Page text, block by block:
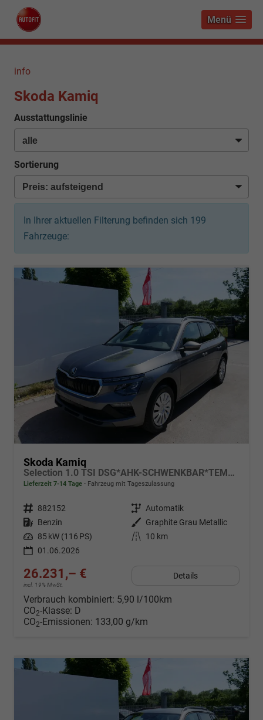
Menü
info
Skoda Kamiq
Ausstattungslinie
Sortierung
In Ihrer aktuellen Filterung befinden sich 199
Fahrzeuge:
Skoda Kamiq
Selection 1.0 TSI DSG*AHK-SCHWENKBAR*TEMPOMAT*PDC-HINTEN*KEYLESS-GO*SHZ*
Lieferzeit 7-14 Tage Fahrzeug mit Tageszulassung
Fahrzeugnr. 882152 Getriebe Automatik
Kraftstoff Benzin Außenfarbe
Graphite Grau Metallic
Leistung 85 kW (116 PS) Kilometerstand
10 km
01.06.2026
26.231,– €
incl. 19% MwSt.
Details
Verbrauch kombiniert: 5,90 l/100km
CO2-Klasse: D
CO2-Emissionen: 133,00 g/km